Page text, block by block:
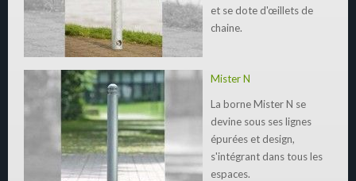
et se dote d'œillets de
chaine.
Mister N
La borne Mister N se
devine sous ses lignes
épurées et design,
s'intégrant dans tous les
espaces.